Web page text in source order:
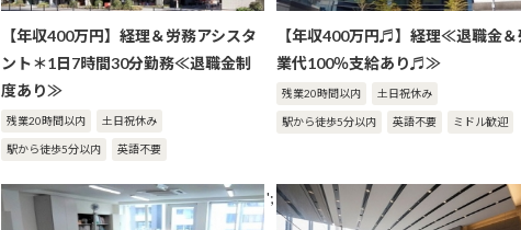
【年収400万円】経理＆労務アシスタ
ント＊1日7時間30分勤務≪退職金制
度あり≫
残業20時間以内 土日祝休み
駅から徒歩5分以内 英語不要
【年収400万円♬】経理≪退職金＆
業代100％支給あり♬≫
残業20時間以内 土日祝休み
駅から徒歩5分以内 英語不要 ミドル歓迎
';